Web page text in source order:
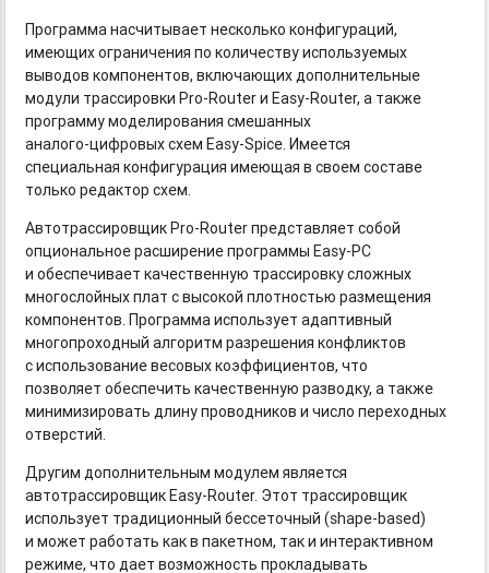
Программа насчитывает несколько конфигураций,
имеющих ограничения по количеству используемых
выводов компонентов, включающих дополнительные
модули трассировкиPro-Routerи Easy-Router, а также
программу моделирования смешанных
аналого-цифровыхсхемEasy-Spice. Имеется
специальная конфигурация имеющая в своем составе
только редактор схем.
АвтотрассировщикPro-Routerпредставляет собой
опциональное расширение программыEasy-PC
и обеспечивает качественную трассировку сложных
многослойных плат с высокой плотностью размещения
компонентов. Программа использует адаптивный
многопроходный алгоритм разрешения конфликтов
с использование весовых коэффициентов, что
позволяет обеспечить качественную разводку, а также
минимизировать длину проводников и число переходных
отверстий.
Другим дополнительным модулем является
автотрассировщикEasy-Router. Этот трассировщик
использует традиционный бессеточный(shape-based)
и может работать как в пакетном, так и интерактивном
режиме, что дает возможность прокладывать